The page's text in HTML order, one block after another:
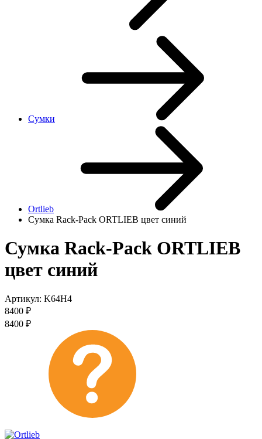
Сумки
Ortlieb
Сумка Rack-Pack ORTLIEB цвет синий
Сумка Rack-Pack ORTLIEB
цвет синий
Артикул: K64H4
8400 ₽
8400 ₽